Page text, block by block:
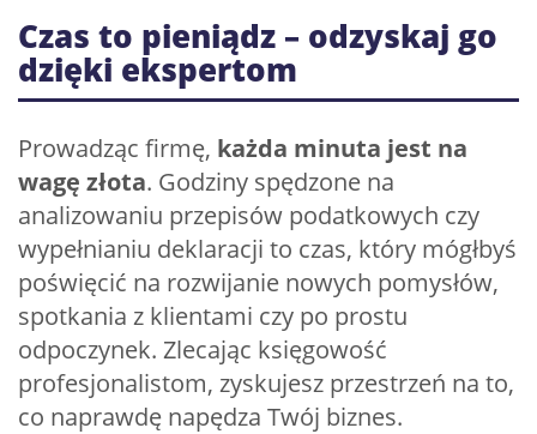
Czas to pieniądz – odzyskaj go
dzięki ekspertom
Prowadząc firmę, każda minuta jest na
wagę złota. Godziny spędzone na
analizowaniu przepisów podatkowych czy
wypełnianiu deklaracji to czas, który mógłbyś
poświęcić na rozwijanie nowych pomysłów,
spotkania z klientami czy po prostu
odpoczynek. Zlecając księgowość
profesjonalistom, zyskujesz przestrzeń na to,
co naprawdę napędza Twój biznes.